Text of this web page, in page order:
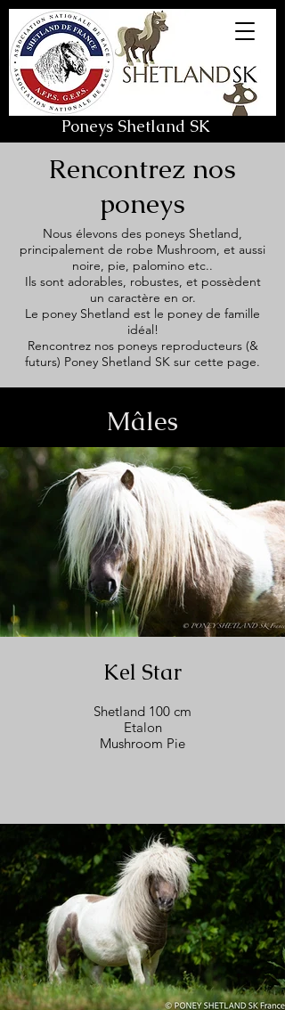
Poneys Shetland SK
Rencontrez nos
poneys
Nous élevons des poneys Shetland,
principalement de robe Mushroom, et aussi
noire, pie, palomino etc..
Ils sont adorables, robustes, et possèdent
un caractère en or.
Le poney Shetland est le poney de famille
idéal!
Rencontrez nos poneys reproducteurs (&
futurs) Poney Shetland SK sur cette page.
Mâles
Kel Star
Shetland 100 cm
Etalon
Mushroom Pie